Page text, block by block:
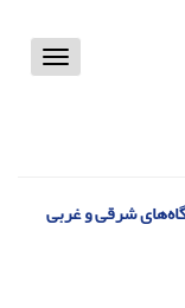
Toggle
شرقی و غربی